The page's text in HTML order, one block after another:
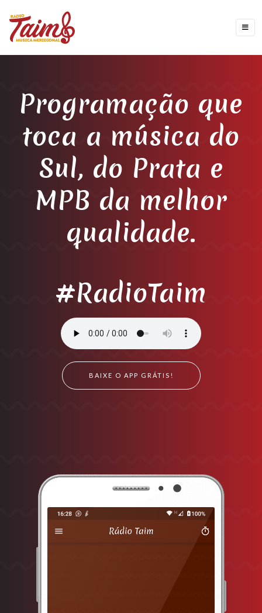
Programação que
toca a música do
Sul, do Prata e
MPB da melhor
qualidade.
#RadioTaim
BAIXE O APP GRÁTIS!